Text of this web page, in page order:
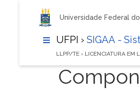
Universidade Federal
UFPI › SIGAA -
LLPP/TE › LICENCIATURA EM